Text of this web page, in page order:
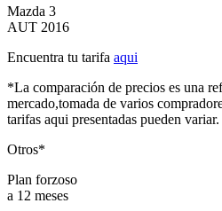
Mazda 3
AUT 2016
Encuentra tu tarifa aqui
*La comparación de precios es una
mercado,tomada de varios
tarifas aqui presentadas pueden variar.
Otros*
Plan forzoso
a 12 meses